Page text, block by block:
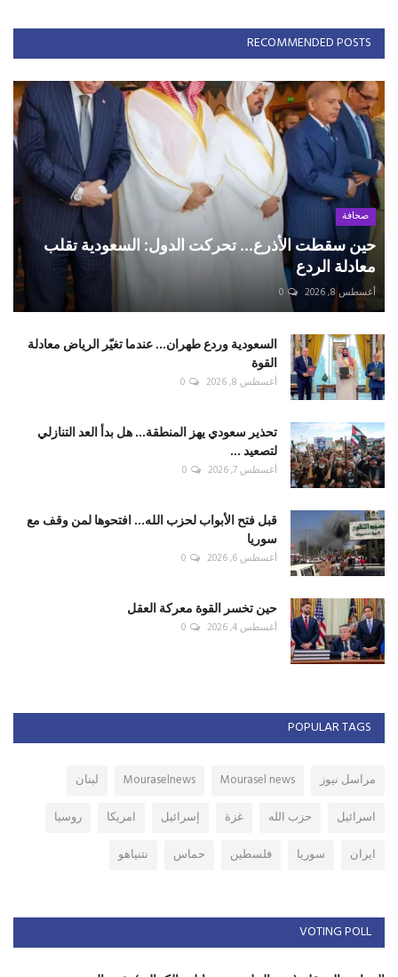
RECOMMENDED POSTS
صحافة
حين سقطت الأذرع... تحركت الدول: السعودية تقلب
معادلة الردع
أغسطس 8, 2026 0
السعودية وردع طهران... عندما تغيّر الرياض معادلة
القوة
أغسطس 8, 2026 0
تحذير سعودي يهز المنطقة... هل بدأ العد التنازلي
لتصعيد ...
أغسطس 7, 2026 0
قبل فتح الأبواب لحزب الله... افتحوها لمن وقف مع
سوريا
أغسطس 6, 2026 0
حين تخسر القوة معركة العقل
أغسطس 4, 2026 0
POPULAR TAGS
مراسل نيوز Mourasel news
Mouraselnews
لبنان
اسرائيل
حزب الله غزة إسرائيل امريكا
روسيا
ايران
سوريا فلسطين حماس نتنياهو
VOTING POLL